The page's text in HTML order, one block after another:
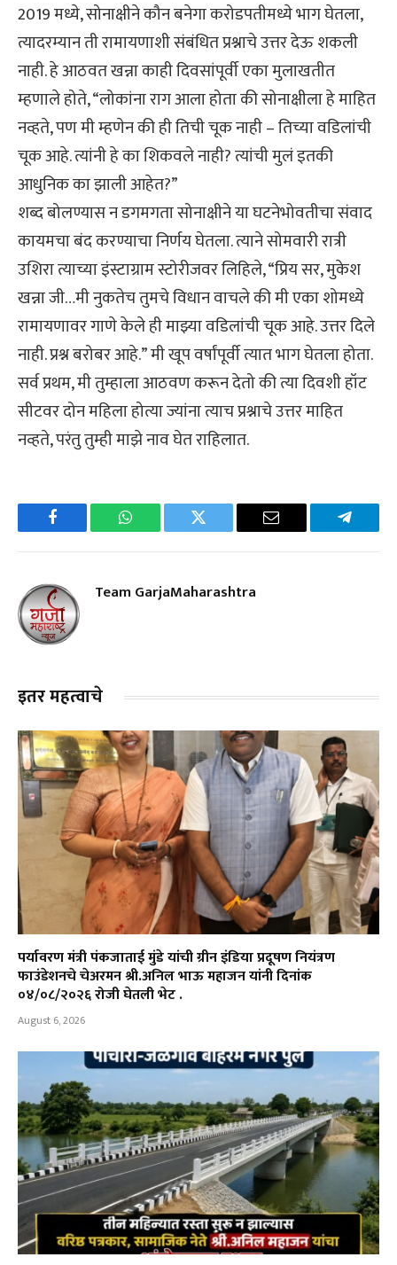
2019 मध्ये, सोनाक्षीने कौन बनेगा करोडपतीमध्ये भाग घेतला,
त्यादरम्यान ती रामायणाशी संबंधित प्रश्नाचे उत्तर देऊ शकली
नाही. हे आठवत खन्ना काही दिवसांपूर्वी एका मुलाखतीत
म्हणाले होते, “लोकांना राग आला होता की सोनाक्षीला हे माहित
नव्हते, पण मी म्हणेन की ही तिची चूक नाही – तिच्या वडिलांची
चूक आहे. त्यांनी हे का शिकवले नाही? त्यांची मुलं इतकी
आधुनिक का झाली आहेत?”
शब्द बोलण्यास न डगमगता सोनाक्षीने या घटनेभोवतीचा संवाद
कायमचा बंद करण्याचा निर्णय घेतला. त्याने सोमवारी रात्री
उशिरा त्याच्या इंस्टाग्राम स्टोरीजवर लिहिले, “प्रिय सर, मुकेश
खन्ना जी…मी नुकतेच तुमचे विधान वाचले की मी एका शोमध्ये
रामायणावर गाणे केले ही माझ्या वडिलांची चूक आहे. उत्तर दिले
नाही. प्रश्न बरोबर आहे.” मी खूप वर्षांपूर्वी त्यात भाग घेतला होता.
सर्व प्रथम, मी तुम्हाला आठवण करून देतो की त्या दिवशी हॉट
सीटवर दोन महिला होत्या ज्यांना त्याच प्रश्नाचे उत्तर माहित
नव्हते, परंतु तुम्ही माझे नाव घेत राहिलात.
Facebook WhatsApp Twitter Email
Team GarjaMaharashtra
इतर महत्वाचे
पर्यावरण मंत्री पंकजाताई मुंडे यांची ग्रीन इंडिया प्रदूषण नियंत्रण
फाउंडेशनचे चेअरमन श्री.अनिल भाऊ महाजन यांनी दिनांक
०४/०८/२०२६ रोजी घेतली भेट .
August 6, 2026